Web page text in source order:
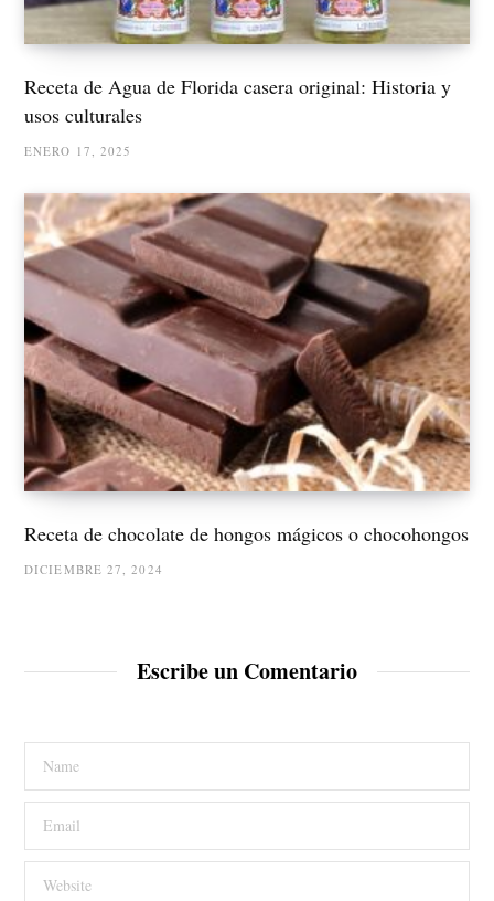
Receta de Agua de Florida casera original: Historia y
usos culturales
ENERO 17, 2025
Receta de chocolate de hongos mágicos o chocohongos
DICIEMBRE 27, 2024
Escribe un Comentario